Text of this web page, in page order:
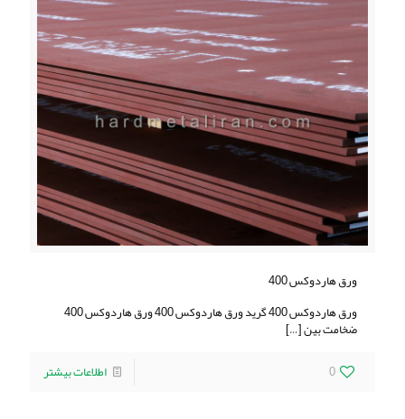
ورق هاردوکس 400
ورق هاردوکس 400 گرید ورق هاردوکس 400 ورق هاردوکس 400
ضخامت بین[…]
0
اطلاعات بیشتر